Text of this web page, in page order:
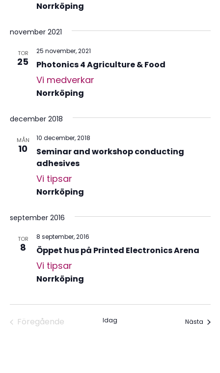
Norrköping
november 2021
TOR
25
25 november, 2021
Photonics 4 Agriculture & Food
Vi medverkar
Norrköping
december 2018
MÅN
10
10 december, 2018
Seminar and workshop conducting
adhesives
Vi tipsar
Norrköping
september 2016
TOR
8
8 september, 2016
Öppet hus på Printed Electronics Arena
Vi tipsar
Norrköping
Föregående
Idag Nästa